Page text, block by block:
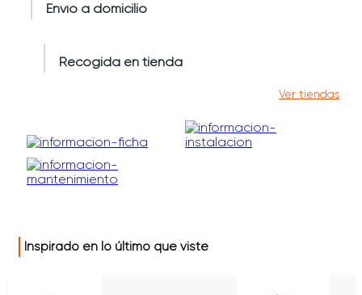
Envío a domicilio
Recogida en tienda
Ver tiendas
Inspirado en lo último que viste